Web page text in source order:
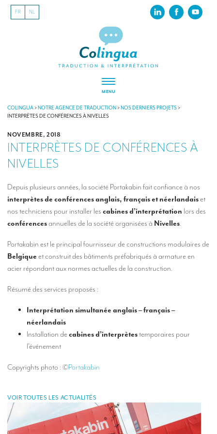
FR NL
MENU
À PROPOS
RSE
Nos derniers projets
INTERPRÉTATION
Nos services d’interprétation
Conseils pour organiser votre visioconférence multilingue
Interprétation simultanée en cabine
Interprétation simultanée mobile
Interprétation simultanée pour petits groupes
Accompagnement de personnalités
Des interprètes à Bruxelles
Combien coûte un interprète ?
TRADUCTION
COLINGUA>NOTRE AGENCE DE TRADUCTION>NOS DERNIERS PROJETS>
INTERPRÈTES DE CONFÉRENCES À NIVELLES
NOVEMBRE, 2018
INTERPRÈTES DE CONFÉRENCES À
NIVELLES
Depuis plusieurs années, la société Portakabin fait confiance à nos
interprètes de conférences anglais, français et néerlandaiset
nos techniciens pour installer les cabines d’interprétation lors des
conférencesannuelles de la société organisées à Nivelles.
Portakabin est le principal fournisseur de constructions modulaires de
Belgique et construit des bâtiments préfabriqués à armature en
acier répondant aux normes actuelles de la construction.
Résumé des services proposés :
Interprétation simultanée anglais – français –
néerlandais
Installation de cabines d’interprètestemporaires pour
l’événement
Copyrights photo :©Portakabin
VOIR TOUTES LES ACTUALITÉS